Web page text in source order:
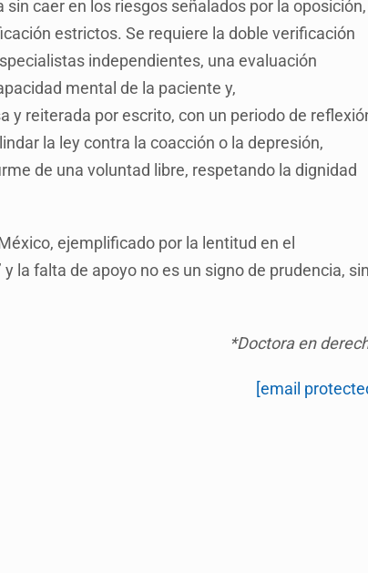
caer en los riesgos señalados por la oposición,
estrictos. Se requiere la doble verificación
independientes, una evaluación
mental de la paciente y,
reiterada por escrito, con un periodo de
la ley contra la coacción o la depresión,
de una voluntad libre, respetando la dignidad
ejemplificado por la lentitud en el
la falta de apoyo no es un signo de prudencia,
*Doctora en
[email